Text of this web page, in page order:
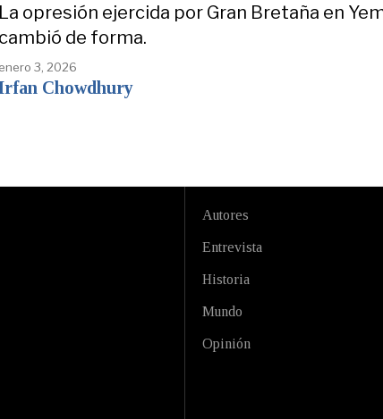
La opresión ejercida por Gran Bretaña en
cambió de forma.
enero 3, 2026
Chowdhury
Autores
Entrevista
Historia
Mundo
Opinión